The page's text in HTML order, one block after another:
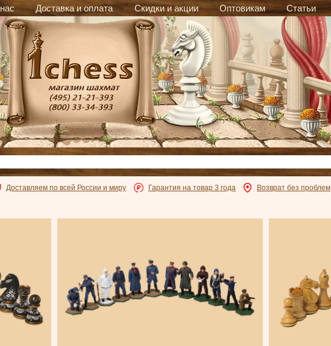
Доставка и оплата Скидки и акции Оптовикам Статьи
Доставляем по всей России и миру Гарантия на товар 3 года Возврат без проблем